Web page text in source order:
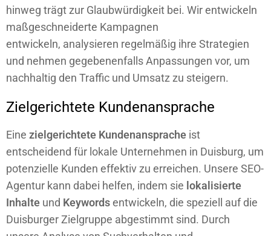
hinweg trägt zur Glaubwürdigkeit bei. Wir entwickeln
maßgeschneiderte Kampagnen
entwickeln, analysieren regelmäßig ihre Strategien
und nehmen gegebenenfalls Anpassungen vor, um
nachhaltig den Traffic und Umsatz zu steigern.
Zielgerichtete Kundenansprache
Eine zielgerichtete Kundenansprache ist
entscheidend für lokale Unternehmen in Duisburg, um
potenzielle Kunden effektiv zu erreichen. Unsere SEO-
Agentur kann dabei helfen, indem sie lokalisierte
Inhalte und Keywordsentwickeln, die speziell auf die
Duisburger Zielgruppe abgestimmt sind. Durch